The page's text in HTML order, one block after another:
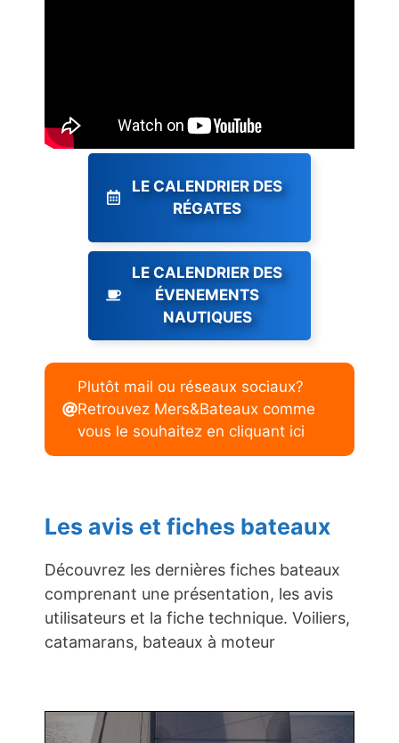
LE CALENDRIER DES
RÉGATES
LE CALENDRIER DES
ÉVENEMENTS
NAUTIQUES
Plutôt mail ou réseaux sociaux?
Retrouvez Mers&Bateaux comme
vous le souhaitez en cliquant ici
Les avis et fiches bateaux
Découvrez les dernières fiches bateaux
comprenant une présentation, les avis
utilisateurs et la fiche technique. Voiliers,
catamarans, bateaux à moteur